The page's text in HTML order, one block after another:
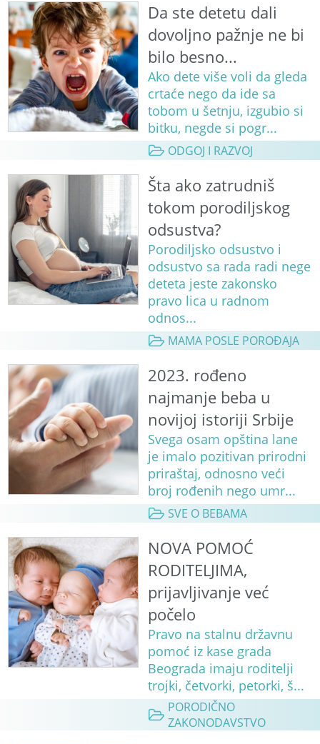
Da ste detetu dali
dovoljno pažnje ne bi
bilo besno...
Ako dete više voli da gleda
crtaće nego da ide sa
tobom u šetnju, izgubio si
bitku, negde si pogr...
ODGOJ I RAZVOJ
Šta ako zatrudniš
tokom porodiljskog
odsustva?
Porodiljsko odsustvo i
odsustvo sa rada radi nege
deteta jeste zakonsko
pravo lica u radnom
odnos...
MAMA POSLE POROĐAJA
2023. rođeno
najmanje beba u
novijoj istoriji Srbije
Svega osam opština lane
je imalo pozitivan prirodni
priraštaj, odnosno veći
broj rođenih nego umr...
SVE O BEBAMA
NOVA POMOĆ
RODITELJIMA,
prijavljivanje već
počelo
Pravo na stalnu državnu
pomoć iz kase grada
Beograda imaju roditelji
trojki, četvorki, petorki, š...
PORODIČNO
ZAKONODAVSTVO